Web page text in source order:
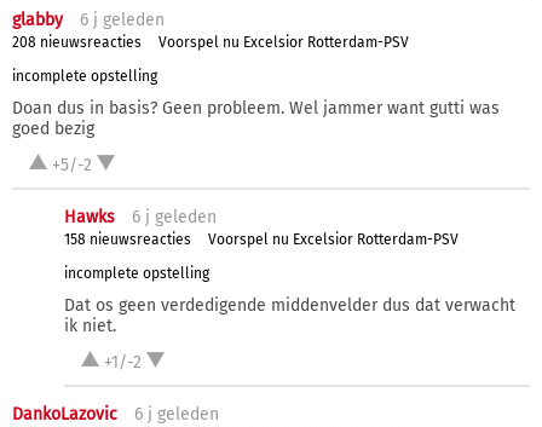
glabby 6 j geleden
208 nieuwsreacties
Voorspel nu Excelsior Rotterdam-PSV
incomplete opstelling
Doan dus in basis? Geen probleem. Wel jammer want gutti was
goed bezig
+5/-2
Hawks 6 j geleden
158 nieuwsreacties
Voorspel nu Excelsior Rotterdam-PSV
incomplete opstelling
Dat os geen verdedigende middenvelder dus dat verwacht
ik niet.
+1/-2
DankoLazovic 6 j geleden